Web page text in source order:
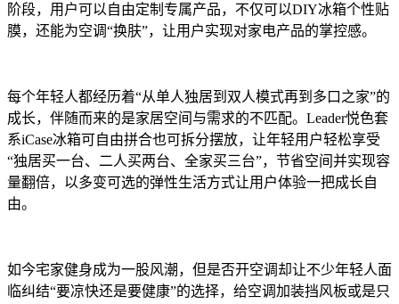
阶段，用户可以自由定制专属产品，不仅可以DIY冰箱个性贴
膜，还能为空调“换肤”，让用户实现对家电产品的掌控感。
每个年轻人都经历着“从单人独居到双人模式再到多口之家”的
成长，伴随而来的是家居空间与需求的不匹配。Leader悦色套
系iCase冰箱可自由拼合也可拆分摆放，让年轻用户轻松享受
“独居买一台、二人买两台、全家买三台”，节省空间并实现容
量翻倍，以多变可选的弹性生活方式让用户体验一把成长自
由。
如今宅家健身成为一股风潮，但是否开空调却让不少年轻人面
临纠结“要凉快还是要健康”的选择，给空调加装挡风板或是只